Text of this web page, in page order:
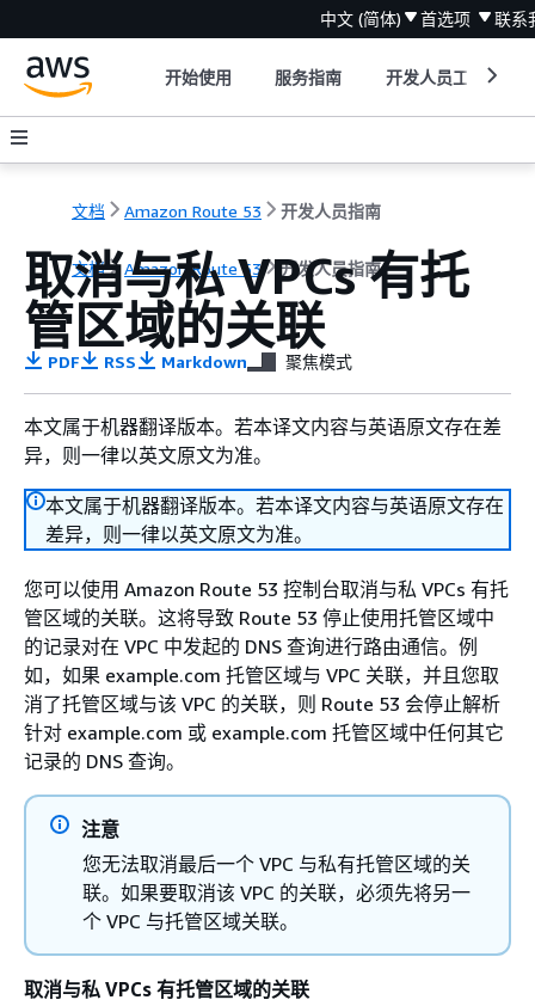
中文 (简体) 首选项 联系
开始使用 服务指南 开发人员工具
文档 Amazon Route 53 开发人员指南
文档 Amazon Route 53 开发人员指南
取消与私 VPCs 有托
管区域的关联
PDF RSS Markdown 聚焦模式
本文属于机器翻译版本。若本译文内容与英语原文存在差
异，则一律以英文原文为准。
本文属于机器翻译版本。若本译文内容与英语原文存在
差异，则一律以英文原文为准。
您可以使用 Amazon Route 53 控制台取消与私 VPCs 有托
管区域的关联。这将导致 Route 53 停止使用托管区域中
的记录对在 VPC 中发起的 DNS 查询进行路由通信。例
如，如果 example.com 托管区域与 VPC 关联，并且您取
消了托管区域与该 VPC 的关联，则 Route 53 会停止解析
针对 example.com 或 example.com 托管区域中任何其它
记录的 DNS 查询。
注意
您无法取消最后一个 VPC 与私有托管区域的关
联。如果要取消该 VPC 的关联，必须先将另一
个 VPC 与托管区域关联。
取消与私 VPCs 有托管区域的关联